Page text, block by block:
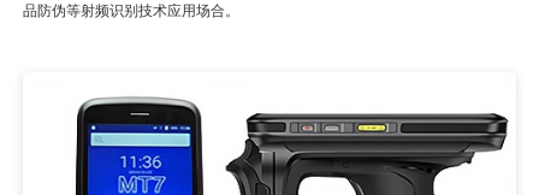
品防伪等射频识别技术应用场合。